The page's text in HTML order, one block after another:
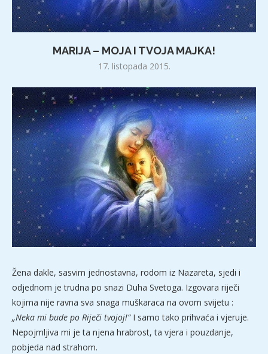
MARIJA – MOJA I TVOJA MAJKA!
17. listopada 2015.
Žena dakle, sasvim jednostavna, rodom iz Nazareta, sjedi i
odjednom je trudna po snazi Duha Svetoga. Izgovara riječi
kojima nije ravna sva snaga muškaraca na ovom svijetu :
„Neka mi bude po Riječi tvojoj!“I samo tako prihvaća i vjeruje.
Nepojmljiva mi je ta njena hrabrost, ta vjera i pouzdanje,
pobjeda nad strahom.